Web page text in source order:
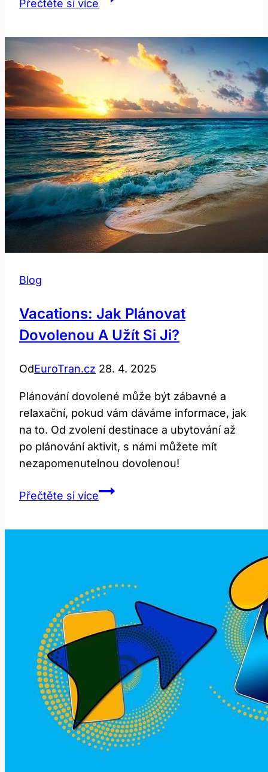
Přečtěte si více
Význam
v
Českém
Slovníku
Blog
Vacations: Jak Plánovat
Dovolenou A Užít Si Ji?
OdEuroTran.cz 28. 4. 2025
Plánování dovolené může být zábavné a
relaxační, pokud vám dáváme informace, jak
na to. Od zvolení destinace a ubytování až
po plánování aktivit, s námi můžete mít
nezapomenutelnou dovolenou!
Přečtěte si víceVacations:
Si
Ji?